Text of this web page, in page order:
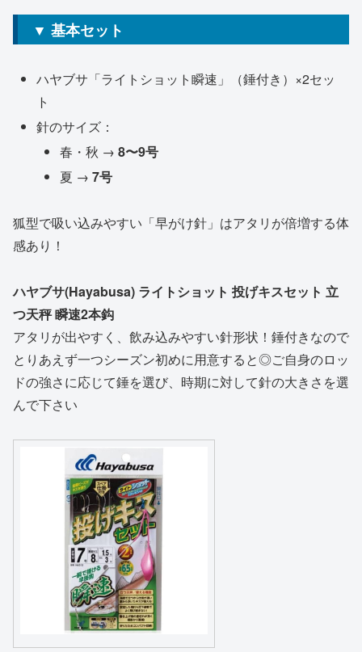
▼ 基本セット
ハヤブサ「ライトショット瞬速」（錘付き）×2セッ
ト
針のサイズ：
春・秋 →8〜9号
夏 →7号
狐型で吸い込みやすい「早がけ針」はアタリが倍増する体
感あり！
ハヤブサ(Hayabusa) ライトショット 投げキスセット 立
つ天秤 瞬速2本鈎
アタリが出やすく、飲み込みやすい針形状！錘付きなので
とりあえず一つシーズン初めに用意すると◎ご自身のロッ
ドの強さに応じて錘を選び、時期に対して針の大きさを選
んで下さい